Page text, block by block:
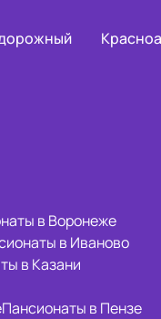
в Воронеже
в Иваново
в Казани
Пансионаты в Пензе